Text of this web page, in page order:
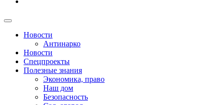
Новости
Антинарко
Новости
Спецпроекты
Полезные знания
Экономика, право
Наш дом
Безопасность